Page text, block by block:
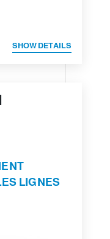
SHOW DETAILS
LIGNES